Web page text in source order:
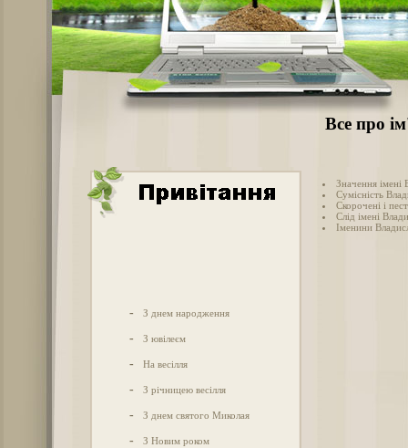
Все про
- З днем народження
- З ювілеєм
- На весілля
- З річницею весілля
- З днем святого Миколая
- З Новим роком
Значення імені
Сумісність
Скорочені і
Слід імені
Іменини